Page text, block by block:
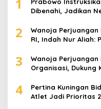
1
Dibenahi, Jadikan
2
Wanoja Perjuangan
RI, Indah Nur Aliah:
3
Wanoja Perjuangan
Organisasi, Dukung
4
Pertina Kuningan
Atlet Jadi Prioritas